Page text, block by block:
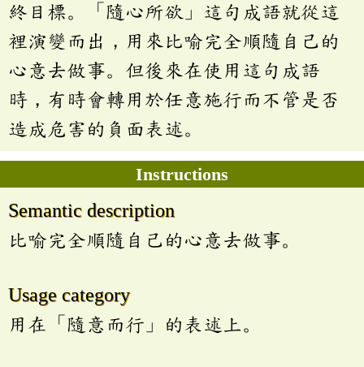
終目標。「隨心所欲」這句成語就從這
裡演變而出，用來比喻完全順隨自己的
心意去做事。但後來在使用這句成語
時，有時會轉用於任意施行而不管是否
造成危害的負面表述。
Instructions
Semantic description
比喻完全順隨自己的心意去做事。
Usage category
用在「隨意而行」的表述上。